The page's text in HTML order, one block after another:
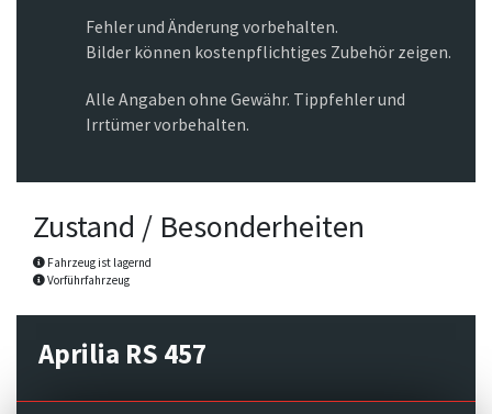
Fehler und Änderung vorbehalten.
Bilder können kostenpflichtiges Zubehör zeigen.
Alle Angaben ohne Gewähr. Tippfehler und
Irrtümer vorbehalten.
Zustand / Besonderheiten
Fahrzeug ist lagernd
Vorführfahrzeug
Aprilia RS 457